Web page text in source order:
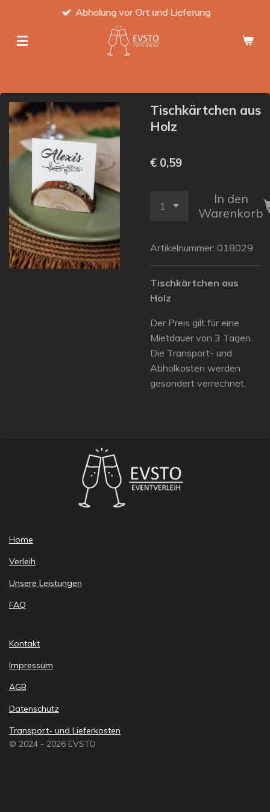
springen
Abholung vor Ort und Lieferung
Tischkärtchen aus
Holz
€ 0,59
In den
Warenkorb
Artikelnummer: 018029
Tischkärtchen aus
Holz
Der Preis gilt für eine
Mietdauer von 3 Tagen.
Die Transport- und
Abholkosten werden
gesondert verrechnet.
Home
Verleih
Unsere Leistungen
FAQ
Kontakt
Impressum
AGB
Datenschutz
Transport- und Lieferkosten
© 2024 - 2026 EVSTO